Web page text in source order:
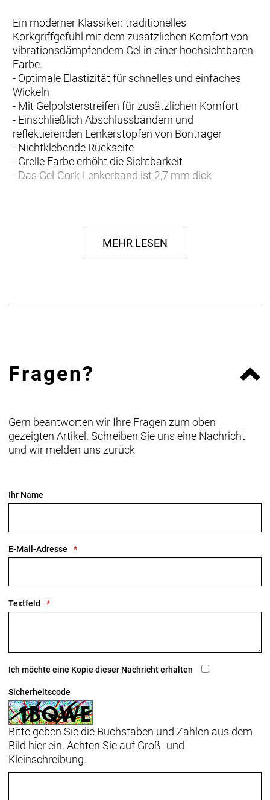
Ein moderner Klassiker: traditionelles
Korkgriffgefühl mit dem zusätzlichen Komfort von
vibrationsdämpfendem Gel in einer hochsichtbaren
Farbe.
- Optimale Elastizität für schnelles und einfaches
Wickeln
- Mit Gelpolsterstreifen für zusätzlichen Komfort
- Einschließlich Abschlussbändern und
reflektierenden Lenkerstopfen von Bontrager
- Nichtklebende Rückseite
- Grelle Farbe erhöht die Sichtbarkeit
- Das Gel-Cork-Lenkerband ist 2,7 mm dick
Luperox F, 1% Gummi
MEHR LESEN
Fragen?
Gern beantworten wir Ihre Fragen zum oben
gezeigten Artikel. Schreiben Sie uns eine Nachricht
und wir melden uns zurück
Ihr Name
E-Mail-Adresse
Textfeld
Ich möchte eine Kopie dieser Nachricht erhalten
Sicherheitscode
Bitte geben Sie die Buchstaben und Zahlen aus dem
Bild hier ein. Achten Sie auf Groß- und
Kleinschreibung.